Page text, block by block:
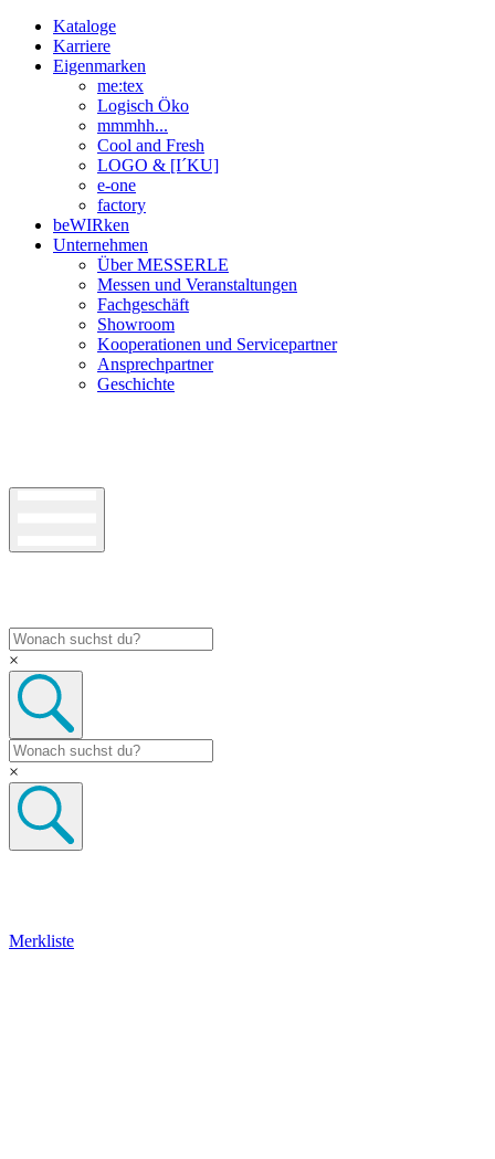
Kataloge
Karriere
Eigenmarken
me:tex
Logisch Öko
mmmhh...
Cool and Fresh
LOGO & [I´KU]
e-one
factory
beWIRken
Unternehmen
Über MESSERLE
Messen und Veranstaltungen
Fachgeschäft
Showroom
Kooperationen und Servicepartner
Ansprechpartner
Geschichte
×
×
Merkliste